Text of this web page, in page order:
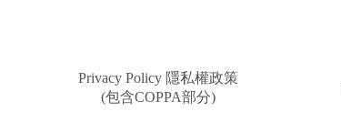
Privacy Policy 隱私權政策
(包含COPPA部分)